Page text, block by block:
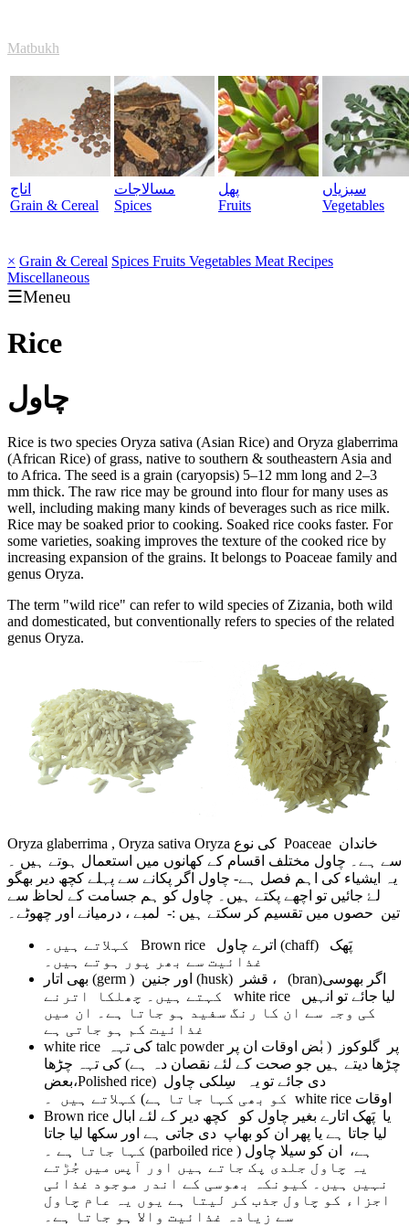
Matbukh
اناج
Grain & Cereal
مسالاجات
Spices
پھل
Fruits
سبزیاں
Vegetables
× Grain & Cereal Spices Fruits Vegetables Meat Recipes
Miscellaneous
☰Meneu
Rice
چاول
Rice is two species Oryza sativa (Asian Rice) and Oryza glaberrima
(African Rice) of grass, native to southern & southeastern Asia and
to Africa. The seed is a grain (caryopsis) 5–12 mm long and 2–3
mm thick. The raw rice may be ground into flour for many uses as
well, including making many kinds of beverages such as rice milk.
Rice may be soaked prior to cooking. Soaked rice cooks faster. For
some varieties, soaking improves the texture of the cooked rice by
increasing expansion of the grains. It belongs to Poaceae family and
genus Oryza.
The term "wild rice" can refer to wild species of Zizania, both wild
and domesticated, but conventionally refers to species of the related
genus Oryza.
Oryza glaberrima , Oryza sativa خاندان Poaceae کی نوع Oryza
سے ہے۔ چاول مختلف اقسام کے کھانوں میں استعمال ہوتے ہیں ۔
یہ ایشیاء کی اہم فصل ہے- چاول اگر پکانے سے پہلے کچھ دیر بھگو
لۓ جائیں تو اچھے پکتے ہیں۔ چاول کو ہم جسامت کے لحاظ سے
تین حصوں میں تقسیم کر سکتے ہیں :- لمبے ، درمیانے اور چھوٹے۔
پَھک (chaff) اترے چاول Brown rice
کہلاتے ہیں۔
غذائیت سے بھر پور ہوتے ہیں۔
اگر بھوسی(bran) ، قشر (husk) اور جنین (germ ) بھی اتار
لیا جائے تو انہیں white rice کہتے ہیں۔ چھلکا اترنے
کی وجہ سے ان کا رنگ سفید ہو جاتا ہے۔ ان میں
غذائیت کم ہو جاتی ہے
white rice
پر گلوکوز ( بٰض اوقات ان پرtalc powder کی تہہ
چڑھا دیتے ہیں جو صحت کے لئے نقصان دہ ہے) کی تہہ چڑھا
دی جائے تو یہ سِلکی چاول (Polished rice،بعض
اوقات white rice کو بھی کہا جاتا ہے) کہلاتے ہیں ۔
Brown rice
لیا جاتا ہے یا پھر ان کو بھاپ دی جاتی ہے اور سکھا لیا جاتا
ہے، ان کو سیلا چاول (parboiled rice ) کہا جاتا ہے ۔
یہ چاول جلدی پک جاتے ہیں اور آپس میں جُڑتے
نہیں ہیں۔ کیونکہ بھوسی کے اندر موجود غذائی
اجزاء کو چاول جذب کر لیتا ہے یوں یہ عام چاول
سے زیادہ غذائیت والا ہو جاتا ہے۔